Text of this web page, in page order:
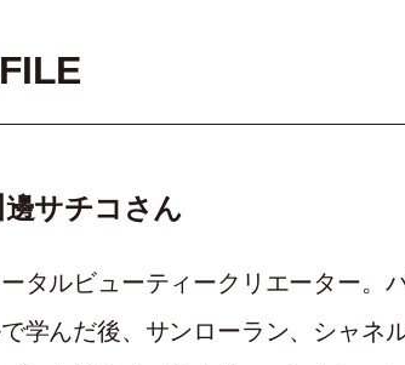
邊サチコさん
ータルビューティークリエーター。
学んだ後、サンローラン、シャネ